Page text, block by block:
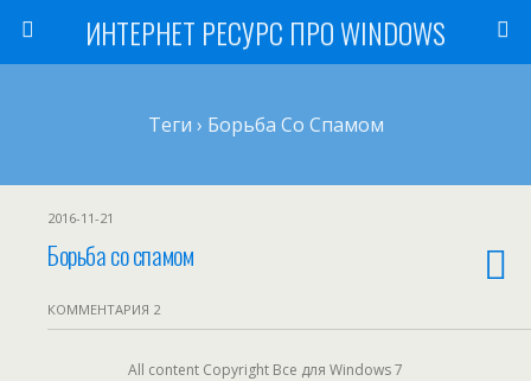
ИНТЕРНЕТ РЕСУРС ПРО WINDOWS
Теги › Борьба Со Спамом
2016-11-21
Борьба со спамом
КОММЕНТАРИЯ 2
All content Copyright Все для Windows 7